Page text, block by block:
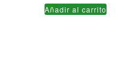
Añadir al carrito